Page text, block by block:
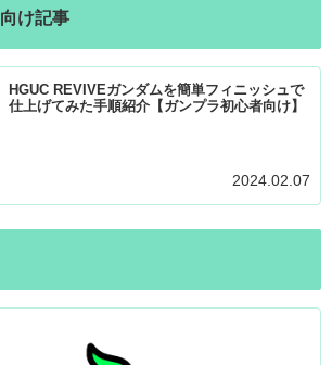
け記事
HGUC REVIVEガンダムを簡単フィニッシュで
仕上げてみた手順紹介【ガンプラ初心者向け】
2024.02.07